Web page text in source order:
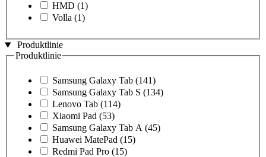
HMD (1)
Volla (1)
Produktlinie
Produktlinie
Samsung Galaxy Tab (141)
Samsung Galaxy Tab S (134)
Lenovo Tab (114)
Xiaomi Pad (53)
Samsung Galaxy Tab A (45)
Huawei MatePad (15)
Redmi Pad Pro (15)